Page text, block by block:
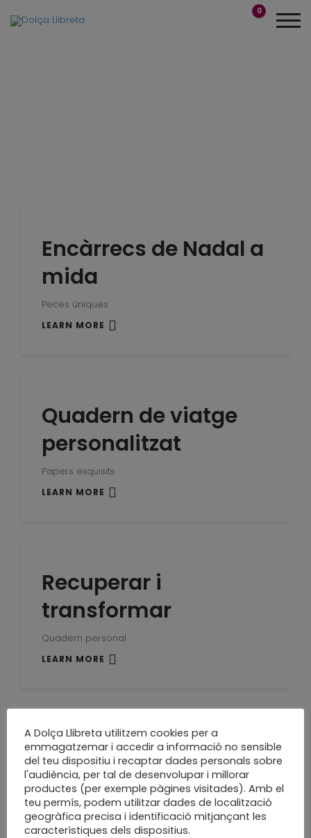
0
Encàrrecs de Nadal a
mida
Peces úniques
LEARN MORE
Quadern de viatge
personalitzat
Papers exquisits
LEARN MORE
Recuperar i
transformar
Quadern personal
LEARN MORE
Quadern d’artista
molt a mida
Encàrrec especial
LEARN MORE
A Dolça Llibreta utilitzem cookies per a
emmagatzemar i accedir a informació no sensible
del teu dispositiu i recaptar dades personals sobre
l'audiència, per tal de desenvolupar i millorar
productes (per exemple pàgines visitades). Amb el
teu permís, podem utilitzar dades de localització
geogràfica precisa i identificació mitjançant les
característiques dels dispositius.